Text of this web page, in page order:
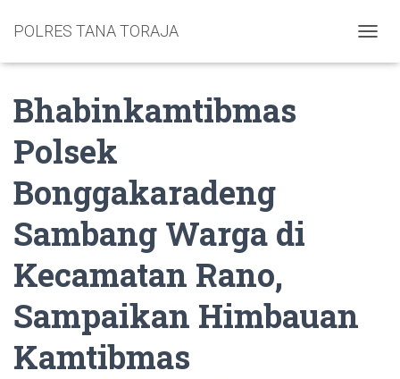
POLRES TANA TORAJA
Bhabinkamtibmas
Polsek
Bonggakaradeng
Sambang Warga di
Kecamatan Rano,
Sampaikan Himbauan
Kamtibmas